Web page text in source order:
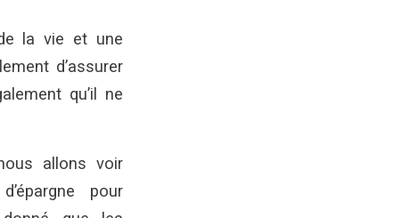
la vie et une
d’assurer
qu’il ne
allons voir
pour